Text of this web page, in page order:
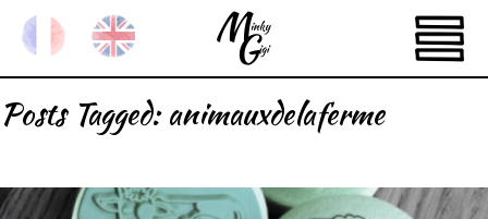
Posts Tagged:animauxdelaferme